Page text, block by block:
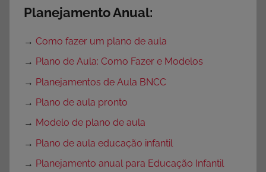
Planejamento Anual:
→ Como fazer um plano de aula
→ Plano de Aula: Como Fazer e Modelos
→ Planejamentos de Aula BNCC
→ Plano de aula pronto
→ Modelo de plano de aula
→ Plano de aula educação infantil
→ Planejamento anual para Educação Infantil